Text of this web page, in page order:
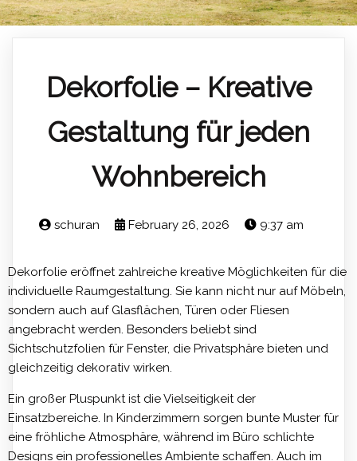
Dekorfolie – Kreative
Gestaltung für jeden
Wohnbereich
schuran February 26, 2026 9:37 am
Dekorfolie eröffnet zahlreiche kreative Möglichkeiten für die
individuelle Raumgestaltung. Sie kann nicht nur auf Möbeln,
sondern auch auf Glasflächen, Türen oder Fliesen
angebracht werden. Besonders beliebt sind
Sichtschutzfolien für Fenster, die Privatsphäre bieten und
gleichzeitig dekorativ wirken.
Ein großer Pluspunkt ist die Vielseitigkeit der
Einsatzbereiche. In Kinderzimmern sorgen bunte Muster für
eine fröhliche Atmosphäre, während im Büro schlichte
Designs ein professionelles Ambiente schaffen. Auch im